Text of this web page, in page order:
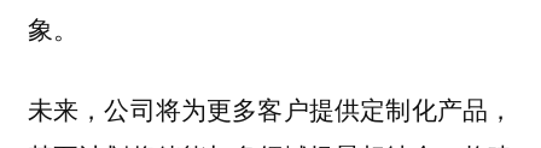
象。
未来，公司将为更多客户提供定制化产品，